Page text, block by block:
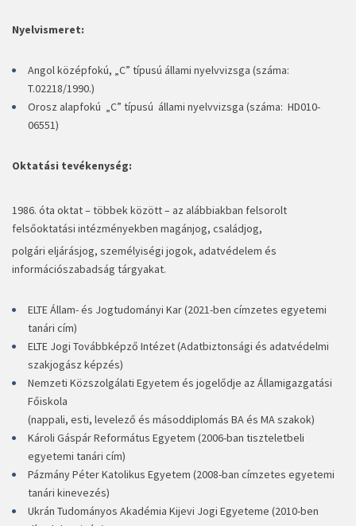
Nyelvismeret:
Angol középfokú, „C” típusú állami nyelvvizsga (száma:
T.02218/1990.)
Orosz alapfokú „C” típusú állami nyelvvizsga (száma: HD010-
06551)
Oktatási tevékenység:
1986. óta oktat–többek között– az alábbiakban felsorolt
felsőoktatási intézményekben magánjog, családjog,
polgári eljárásjog, személyiségi jogok, adatvédelem és
információszabadság tárgyakat.
ELTE Állam- és Jogtudományi Kar (2021-ben címzetes egyetemi
tanári cím)
ELTE Jogi Továbbképző Intézet (Adatbiztonsági és adatvédelmi
szakjogász képzés)
Nemzeti Közszolgálati Egyetem és jogelődje az Államigazgatási
Főiskola
(nappali, esti, levelező és másoddiplomás BA és MA szakok)
Károli Gáspár Református Egyetem (2006-ban tiszteletbeli
egyetemi tanári cím)
Pázmány Péter Katolikus Egyetem (2008-ban címzetes egyetemi
tanári kinevezés)
Ukrán Tudományos Akadémia Kijevi Jogi Egyeteme (2010-ben